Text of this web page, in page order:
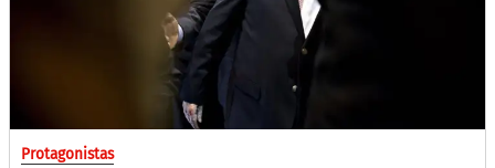
Protagonistas